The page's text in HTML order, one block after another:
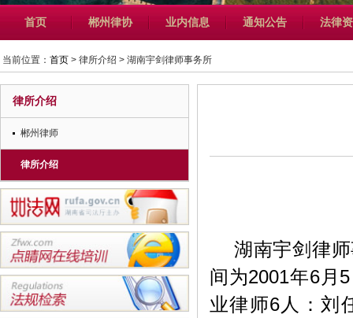
首页 郴州律协 业内信息 通知公告 法律
当前位置： 首页 > 律所介绍 > 湖南宇剑律师事务所
律所介绍
郴州律师
律所介绍
湖南宇剑律师
间为2001年6月
业律师6人：刘